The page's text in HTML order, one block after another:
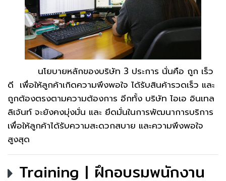
นโยบายหลักของบริษัท 3 ประการ นั่นคือ ถูก เร็ว
ดี เพื่อให้ลูกค้าเกิดความพึงพอใจ ได้รับสินค้ารวดเร็ว และ
ถูกต้องตรงตามความต้องการ อีกทั้ง บริษัท ไอเอ อินเทล
ลิเจ้นท์ จะยังคงมุ่งมั่น และ ยึดมั่นในการพัฒนาการบริการ
เพื่อให้ลูกค้าได้รับความสะดวกสบาย และความพึงพอใจ
สูงสุด
Training | ฝึกอบรมพนักงาน